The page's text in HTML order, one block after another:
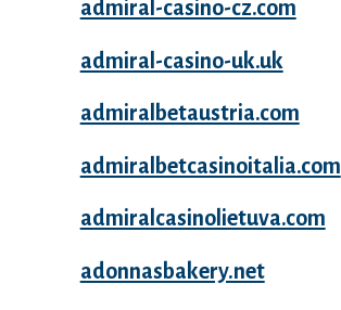
admiral-casino-cz.com
admiral-casino-uk.uk
admiralbetaustria.com
admiralbetcasinoitalia.com
admiralcasinolietuva.com
adonnasbakery.net